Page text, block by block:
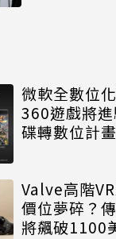
微軟全數位
360遊戲將
碟轉數位計
Valve高階
價位夢碎？
將飆破1100